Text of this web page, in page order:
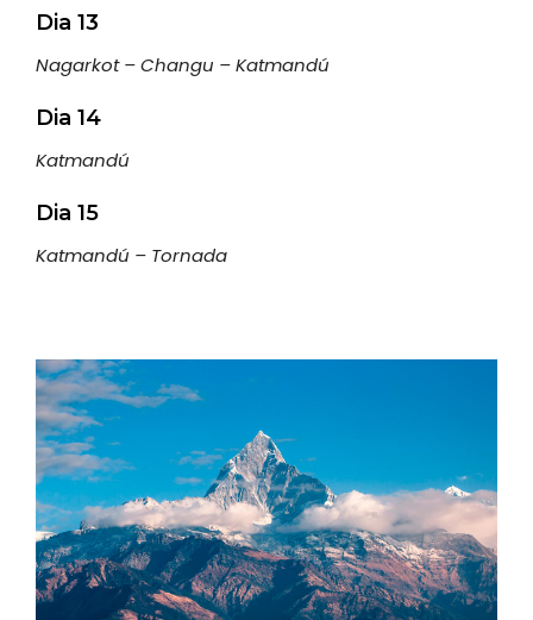
Dia 13
Nagarkot – Changu – Katmandú
Dia 14
Katmandú
Dia 15
Katmandú – Tornada